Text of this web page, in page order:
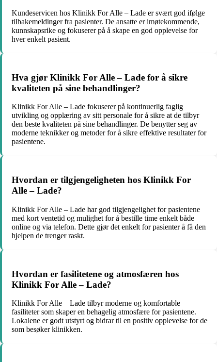
Kundeservicen hos Klinikk For Alle – Lade er svært god ifølge
tilbakemeldinger fra pasienter. De ansatte er imøtekommende,
kunnskapsrike og fokuserer på å skape en god opplevelse for
hver enkelt pasient.
Hva gjør Klinikk For Alle – Lade for å sikre
kvaliteten på sine behandlinger?
Klinikk For Alle – Lade fokuserer på kontinuerlig faglig
utvikling og opplæring av sitt personale for å sikre at de tilbyr
den beste kvaliteten på sine behandlinger. De benytter seg av
moderne teknikker og metoder for å sikre effektive resultater for
pasientene.
Hvordan er tilgjengeligheten hos Klinikk For
Alle – Lade?
Klinikk For Alle – Lade har god tilgjengelighet for pasientene
med kort ventetid og mulighet for å bestille time enkelt både
online og via telefon. Dette gjør det enkelt for pasienter å få den
hjelpen de trenger raskt.
Hvordan er fasilitetene og atmosfæren hos
Klinikk For Alle – Lade?
Klinikk For Alle – Lade tilbyr moderne og komfortable
fasiliteter som skaper en behagelig atmosfære for pasientene.
Lokalene er godt utstyrt og bidrar til en positiv opplevelse for de
som besøker klinikken.